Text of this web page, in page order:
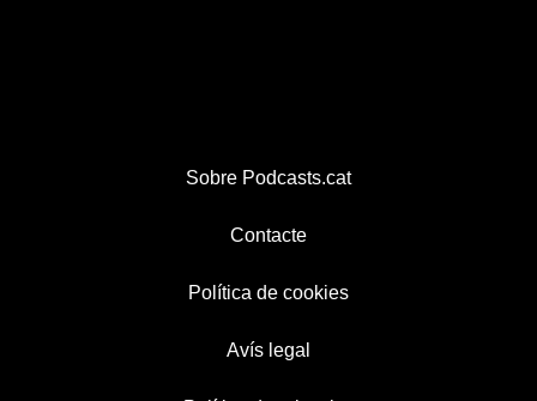
Sobre Podcasts.cat
Contacte
Política de cookies
Avís legal